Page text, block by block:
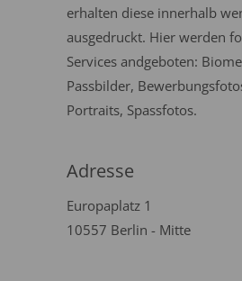
erhalten diese innerhalb
ausgedruckt. Hier werden
Services andgeboten:
Passbilder,
Portraits, Spassfotos.
Adresse
Europaplatz 1
10557 Berlin - Mitte